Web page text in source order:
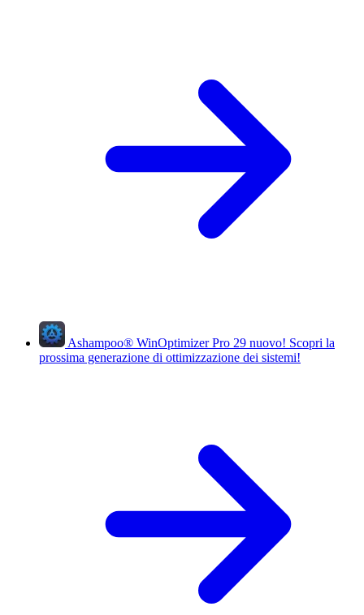
Ashampoo® WinOptimizer Pro 29 nuovo! Scopri la
prossima generazione di ottimizzazione dei sistemi!